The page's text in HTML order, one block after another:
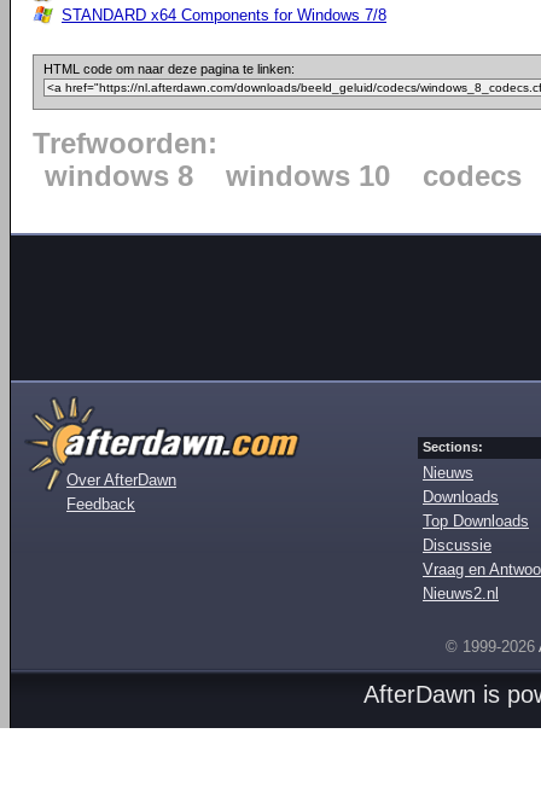
STANDARD x64 Components for Windows 7/8
HTML code om naar deze pagina te linken:
Trefwoorden:
windows 8
windows 10 codecs
Over AfterDawn
Feedback
Sections:
Nieuws
Downloads
Top Downloads
Discussie
Vraag en
Nieuws2.nl
© 1999-2026
AfterDawn is